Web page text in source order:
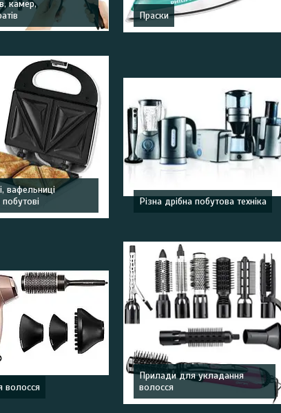
камер,
Праски
вафельниці
Різна дрібна побутова техніка
волосся
Прилади для укладання
волосся